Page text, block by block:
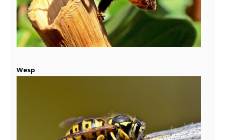
Wesp